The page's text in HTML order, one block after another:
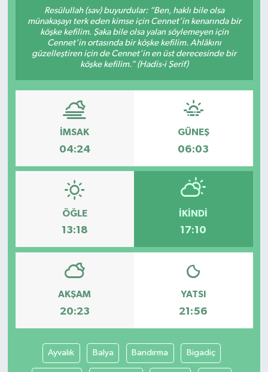
Resûlullah (sav) buyurdular: “Ben, haklı bile olsa
münakaşayı terk eden kimse için Cennet’in kenarında bir
köşke kefilim. Şaka bile olsa yalan söylemeyen için
Cennet’in ortasında bir köşke kefilim. Ahlâkını
güzelleştiren için de Cennet’in en üst derecesinde bir
köşke kefilim.” (Hadis-i Şerif)
İMSAK
04:24
GÜNEŞ
06:03
ÖĞLE
13:18
İKINDI
17:10
AKŞAM
20:23
YATSI
21:56
Ayvalık Balya Bandırma Bigadiç
Manşet Haberi